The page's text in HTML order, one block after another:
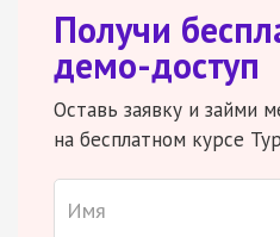
Получи
демо-доступ
Оставь заявку и займи
на бесплатном курсе